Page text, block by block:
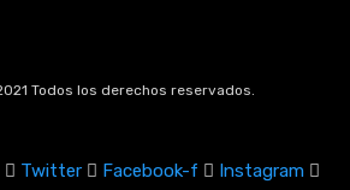
Todos los derechos reservados.
Twitter Facebook-f Instagram